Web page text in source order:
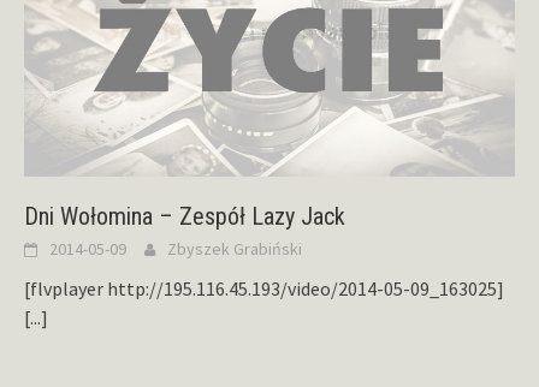
Dni Wołomina – Zespół Lazy Jack
2014-05-09 Zbyszek Grabiński
[flvplayer http://195.116.45.193/video/2014-05-09_163025]
[...]